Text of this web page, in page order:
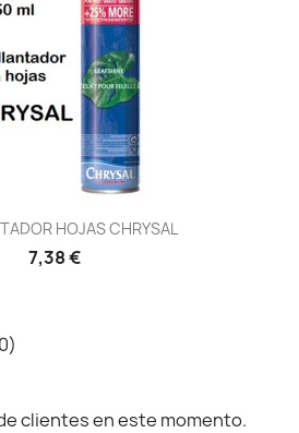
HOJAS CHRYSAL
7,38 €
clientes en este momento.